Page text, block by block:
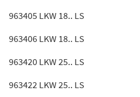
963405 LKW 18.. LS
963406 LKW 18.. LS
963420 LKW 25.. LS
963422 LKW 25.. LS